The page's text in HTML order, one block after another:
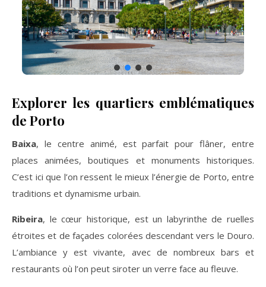
Explorer les quartiers emblématiques
de Porto
Baixa, le centre animé, est parfait pour flâner, entre
places animées, boutiques et monuments historiques.
C’est ici que l’on ressent le mieux l’énergie de Porto, entre
traditions et dynamisme urbain.
Ribeira, le cœur historique, est un labyrinthe de ruelles
étroites et de façades colorées descendant vers le Douro.
L’ambiance y est vivante, avec de nombreux bars et
restaurants où l’on peut siroter un verre face au fleuve.